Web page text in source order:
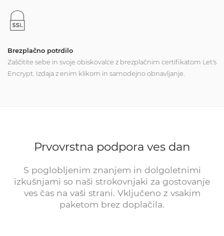
Brezplačno potrdilo
Zaščitite sebe in svoje obiskovalce z brezplačnim certifikatom Let's
Encrypt. Izdaja z enim klikom in samodejno obnavljanje.
Prvovrstna podpora ves dan
S poglobljenim znanjem in dolgoletnimi
izkušnjami so naši strokovnjaki za gostovanje
ves čas na vaši strani. Vključeno z vsakim
paketom brez doplačila.